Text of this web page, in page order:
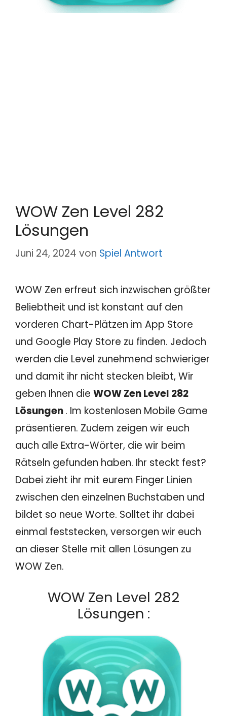
WOW Zen Level 282
Lösungen
Juni 24, 2024 von Spiel Antwort
WOW Zen erfreut sich inzwischen größter
Beliebtheit und ist konstant auf den
vorderen Chart-Plätzen im App Store
und Google Play Store zu finden. Jedoch
werden die Level zunehmend schwieriger
und damit ihr nicht stecken bleibt, Wir
geben Ihnen die WOW Zen Level 282
Lösungen. Im kostenlosen Mobile Game
präsentieren. Zudem zeigen wir euch
auch alle Extra-Wörter, die wir beim
Rätseln gefunden haben. Ihr steckt fest?
Dabei zieht ihr mit eurem Finger Linien
zwischen den einzelnen Buchstaben und
bildet so neue Worte. Solltet ihr dabei
einmal feststecken, versorgen wir euch
an dieser Stelle mit allen Lösungen zu
WOW Zen.
WOW Zen Level 282
Lösungen :